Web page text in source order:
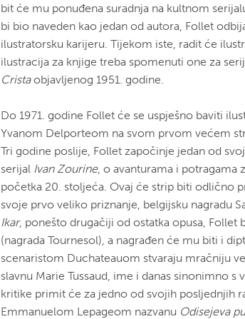
bit će mu ponuđena suradnja na kultnom
bi bio naveden kao jedan od autora, Follet
ilustratorsku karijeru. Tijekom iste, radit će
ilustracija za knjige treba spomenuti one za
Cristaobjavljenog 1951. godine.
Do 1971. godine Follet će se uspješno baviti
Yvanom Delporteom na svom prvom većem
Tri godine poslije, Follet započinje jedan od
serijal Ivan Zourine, o avanturama i potragama
početka 20. stoljeća. Ovaj će strip biti odlično
svoje prvo veliko priznanje, belgijsku nagradu
Ikar, ponešto drugačiji od ostatka opusa, Follet
(nagrada Tournesol), a nagrađen će mu biti i
scenaristom Duchateauom stvaraju mračniju
slavnu Marie Tussaud, ime i danas sinonimno
kritike primit će za jedno od svojih posljednjih
Emmanuelom Lepageom nazvanu Odisejeva